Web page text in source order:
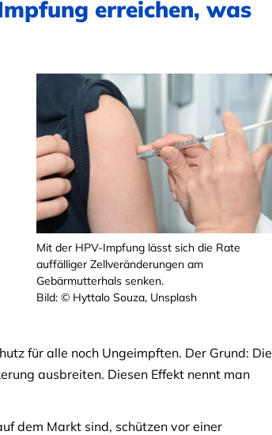
erreichen, was
Mit der HPV-Impfung lässt sich die Rate
auffälliger Zellveränderungen am
Gebärmutterhals senken.
Bild: © Hyttalo Souza, Unsplash
für alle noch Ungeimpften. Der Grund: Die
ausbreiten. Diesen Effekt nennt man
dem Markt sind, schützen vor einer